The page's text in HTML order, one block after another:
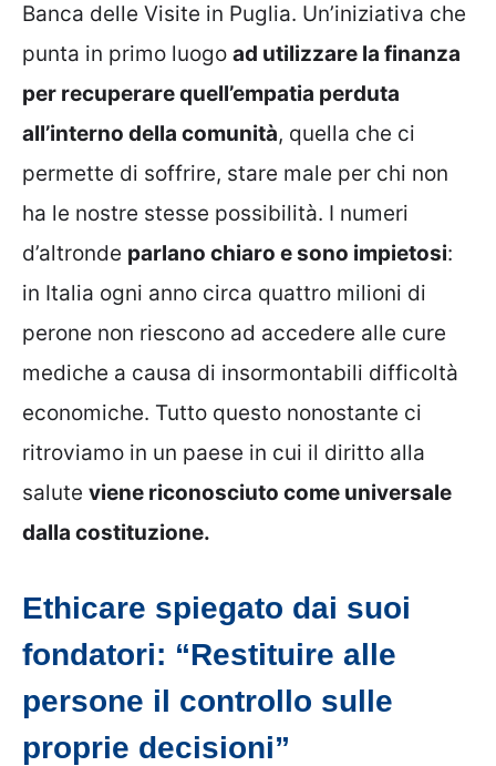
Banca delle Visite in Puglia. Un’iniziativa che
punta in primo luogo ad utilizzare la finanza
per recuperare quell’empatia perduta
all’interno della comunità, quella che ci
permette di soffrire, stare male per chi non
ha le nostre stesse possibilità. I numeri
d’altronde parlano chiaro e sono impietosi:
in Italia ogni anno circa quattro milioni di
perone non riescono ad accedere alle cure
mediche a causa di insormontabili difficoltà
economiche. Tutto questo nonostante ci
ritroviamo in un paese in cui il diritto alla
salute viene riconosciuto come universale
dalla costituzione.
Ethicare spiegato dai suoi
fondatori: “Restituire alle
persone il controllo sulle
proprie decisioni”